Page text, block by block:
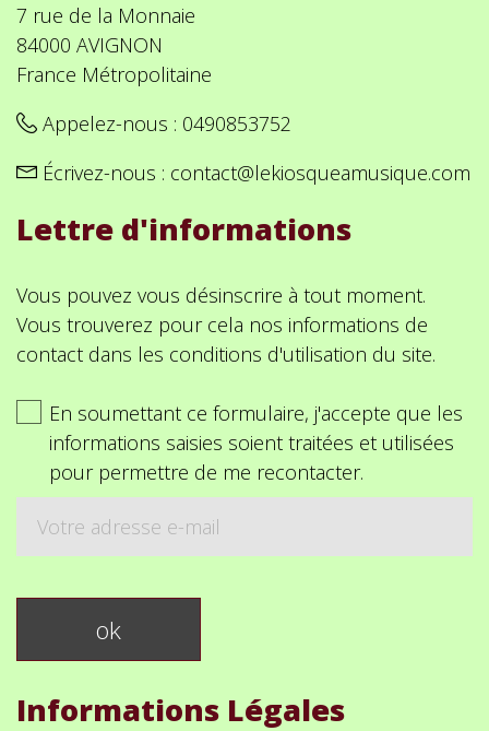
7 rue de la Monnaie
84000 AVIGNON
France Métropolitaine
Appelez-nous : 0490853752
Écrivez-nous : contact@lekiosqueamusique.com
Lettre d'informations
Vous pouvez vous désinscrire à tout moment.
Vous trouverez pour cela nos informations de
contact dans les conditions d'utilisation du site.
En soumettant ce formulaire, j'accepte que les
informations saisies soient traitées et utilisées
pour permettre de me recontacter.
Informations Légales